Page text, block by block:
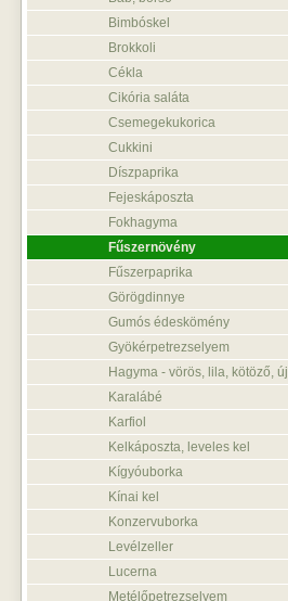
Bimbóskel
Brokkoli
Cékla
Cikória saláta
Csemegekukorica
Cukkini
Díszpaprika
Fejeskáposzta
Fokhagyma
Fűszernövény
Fűszerpaprika
Görögdinnye
Gumós édeskömény
Gyökérpetrezselyem
Hagyma - vörös, lila, kötöző, új
Karalábé
Karfiol
Kelkáposzta, leveles kel
Kígyóuborka
Kínai kel
Konzervuborka
Levélzeller
Lucerna
Metélőpetrezselyem